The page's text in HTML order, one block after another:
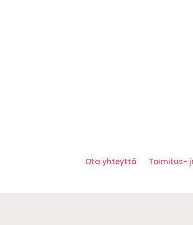
Ota yhteyttä Toimitus-